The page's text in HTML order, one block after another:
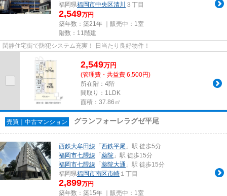
福岡県福岡市中央区清川 ３丁目
2,549万円
築年数：築21年 ｜販売中： 1室
階数：11階建
閑静住宅街で防犯システム充実！ 日当たり良好物件！
2,549万円
(管理費・共益費 6,500円)
所在階：4階
間取り：1LDK
面積：37.86㎡
売買｜中古マンション グランフォーレラグゼ平尾
西鉄大牟田線 「 西鉄平尾 」駅 徒歩5分
福岡市七隈線 「 薬院 」駅 徒歩15分
福岡市七隈線 「 薬院大通 」駅 徒歩15分
福岡県福岡市南区市崎 １丁目
2,899万円
築年数：築15年 ｜販売中： 1室